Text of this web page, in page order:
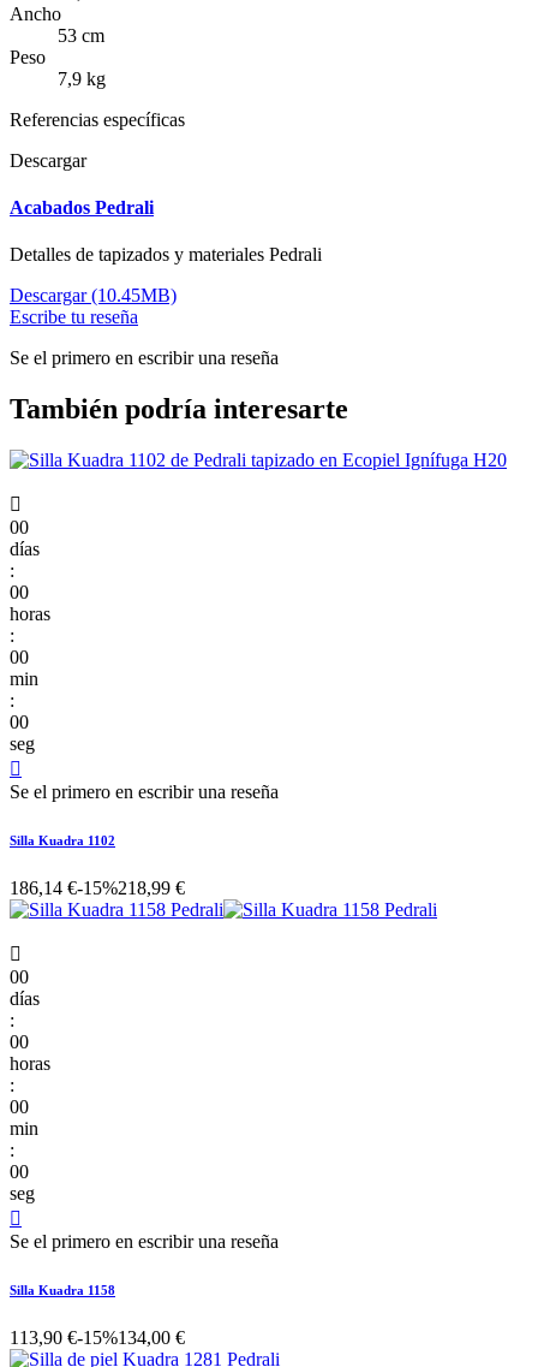
Ancho
53 cm
Peso
7,9 kg
Referencias específicas
Descargar
Acabados Pedrali
Detalles de tapizados y materiales Pedrali
Descargar (10.45MB)
Escribe tu reseña
Se el primero en escribir una reseña
También podría interesarte

00
días
:
00
horas
:
00
min
:
00
seg

Se el primero en escribir una reseña
Silla Kuadra 1102
186,14 €-15%218,99 €

00
días
:
00
horas
:
00
min
:
00
seg

Se el primero en escribir una reseña
Silla Kuadra 1158
113,90 €-15%134,00 €